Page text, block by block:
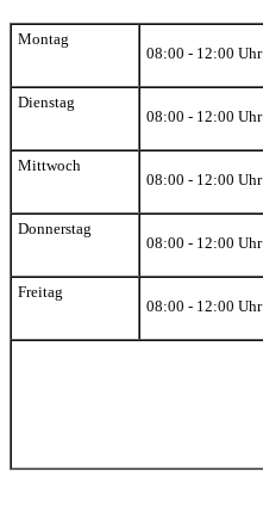
Montag
08:00 - 12:00 Uhr
Dienstag
08:00 - 12:00 Uhr
Mittwoch
08:00 - 12:00 Uhr
Donnerstag
08:00 - 12:00 Uhr
Freitag
08:00 - 12:00 Uhr